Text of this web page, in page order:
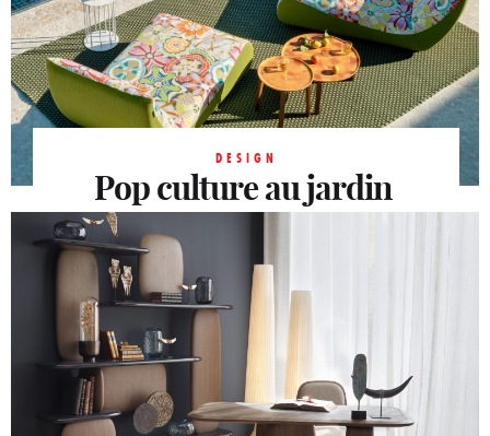
DESIGN
Pop culture au jardin
En juin, on cultive son jardin en y plantant un
mobilier coloré, récréatif, qui répond à la
saison et à nos envies...